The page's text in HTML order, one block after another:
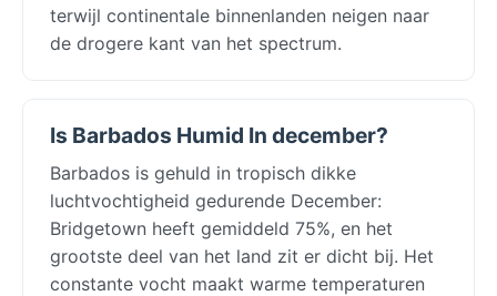
terwijl continentale binnenlanden neigen naar
de drogere kant van het spectrum.
Is Barbados Humid In december?
Barbados is gehuld in tropisch dikke
luchtvochtigheid gedurende December:
Bridgetown heeft gemiddeld 75%, en het
grootste deel van het land zit er dicht bij. Het
constante vocht maakt warme temperaturen